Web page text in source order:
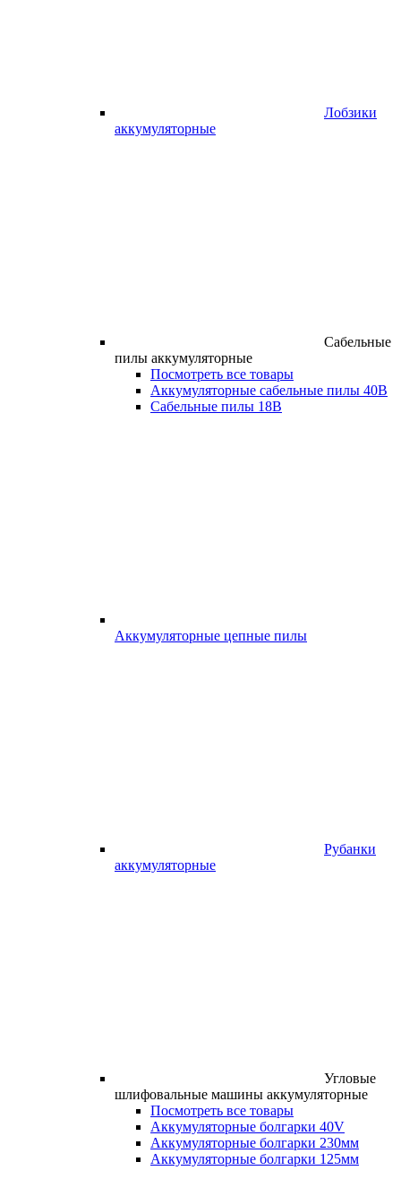
Лобзики
аккумуляторные
Сабельные
пилы аккумуляторные
Посмотреть все товары
Аккумуляторные сабельные пилы 40В
Сабельные пилы 18В
Аккумуляторные цепные пилы
Рубанки
аккумуляторные
Угловые
шлифовальные машины аккумуляторные
Посмотреть все товары
Аккумуляторные болгарки 40V
Аккумуляторные болгарки 230мм
Аккумуляторные болгарки 125мм